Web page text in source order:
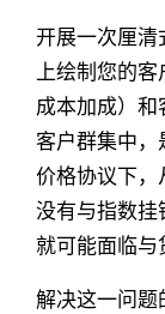
开展一次厘清
上绘制您的
成本加成）和
客户群集中，
价格协议下，
没有与指数挂
就可能面临与
解决这一问题